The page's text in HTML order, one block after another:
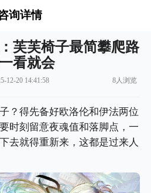
询详情
芙芙椅子最简攀爬路
看就会
12-20 14:41:58 8人浏览
？得先备好欧洛伦和伊法两位
时刻留意夜魂值和落脚点，一
去就得重新来，这都是过来人